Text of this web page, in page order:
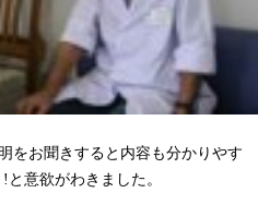
をお聞きすると内容も分かりやす
意欲がわきました。